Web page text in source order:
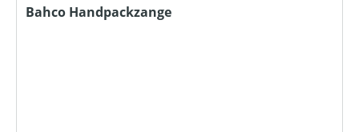
Bahco Handpackzange